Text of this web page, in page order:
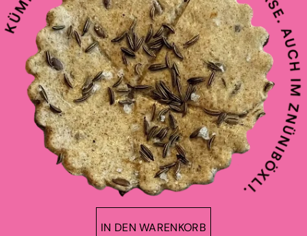
IN DEN WARENKORB